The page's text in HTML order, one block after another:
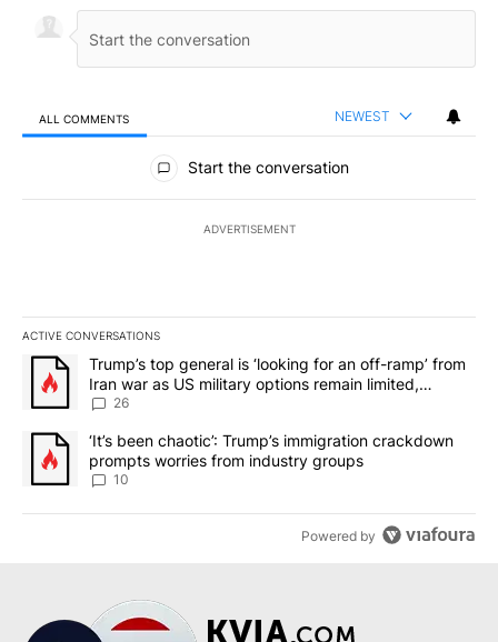
ALL COMMENTS NEWEST
All Comments
Start the conversation
ADVERTISEMENT
ACTIVE CONVERSATIONS
The following is a list of the most commented articles in the last
A trending article titled "Trump’s top general is ‘looking for an
Trump’s top general is ‘looking for an off-ramp’ from
Iran war as US military options remain limited,
sources say
26
A trending article titled "‘It’s been chaotic’: Trump’s
‘It’s been chaotic’: Trump’s immigration crackdown
prompts worries from industry groups
10
Powered by